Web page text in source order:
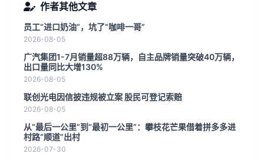
作者其他文章
员工“进口奶油”，坑了“咖啡一哥”
2026-08-05
广汽集团1-7月销量超88万辆，自主品牌销量突破40万辆，
出口量同比大增130%
2026-08-05
联创光电因信披违规被立案 股民可登记索赔
2026-08-05
从“最后一公里”到“最初一公里”：攀枝花芒果借着拼多多进
村路“顺道”出村
2026-07-30